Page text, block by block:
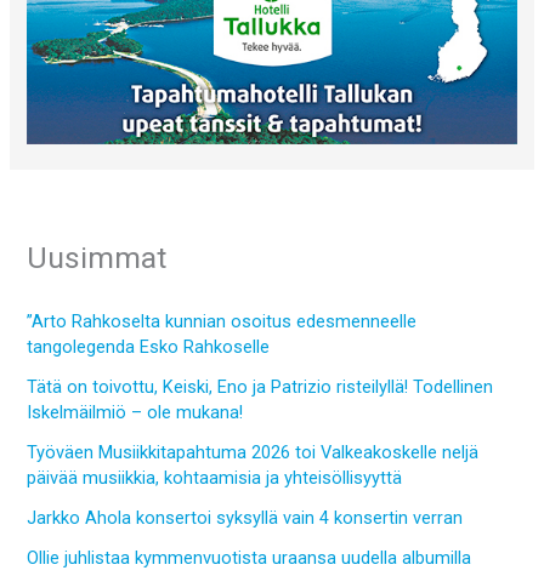
Uusimmat
”Arto Rahkoselta kunnian osoitus edesmenneelle
tangolegenda Esko Rahkoselle
Tätä on toivottu, Keiski, Eno ja Patrizio risteilyllä! Todellinen
Iskelmäilmiö – ole mukana!
Työväen Musiikkitapahtuma 2026 toi Valkeakoskelle neljä
päivää musiikkia, kohtaamisia ja yhteisöllisyyttä
Jarkko Ahola konsertoi syksyllä vain 4 konsertin verran
Ollie juhlistaa kymmenvuotista uraansa uudella albumilla